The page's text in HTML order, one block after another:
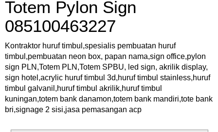
Totem Pylon Sign
085100463227
Kontraktor huruf timbul,spesialis pembuatan huruf
timbul,pembuatan neon box, papan nama,sign office,pylon
sign PLN,Totem PLN,Totem SPBU, led sign, akrilik display,
sign hotel,acrylic huruf timbul 3d,huruf timbul stainless,huruf
timbul galvanil,huruf timbul akrilik,huruf timbul
kuningan,totem bank danamon,totem bank mandiri,tote bank
bri,signage 2 sisi,jasa pemasangan acp